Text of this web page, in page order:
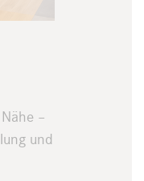
–
und